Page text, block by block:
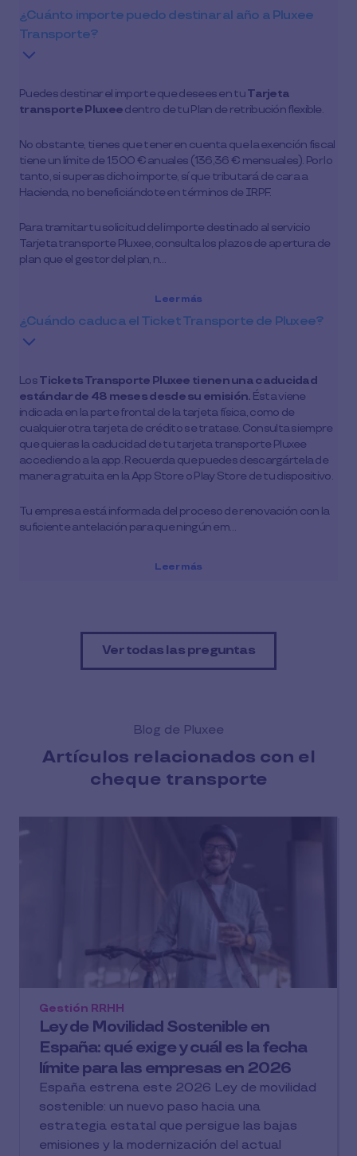
¿Cuánto importe puedo destinar al año a Pluxee
Transporte?
Puedes destinar el importe que desees en tuTarjeta
transporte Pluxeedentro de tu Plan de retribución flexible.
No obstante, tienes que tener en cuenta que la exención fiscal
tiene un límite de 1.500 € anuales (136,36 € mensuales). Por lo
tanto, si superas dicho importe, sí que tributará de cara a
Hacienda, no beneficiándote en términos de IRPF.
Para tramitar tu solicitud del importe destinado al servicio
Tarjeta transporte Pluxee, consulta los plazos de apertura de
plan que el gestor del plan, n…
Leer más
¿Cuándo caduca el Ticket Transporte de Pluxee?
LosTickets Transporte Pluxee tienen una caducidad
estándar de 48 meses desde su emisión. Ésta viene
indicada en la parte frontal de la tarjeta física, como de
cualquier otra tarjeta de crédito se tratase. Consulta siempre
que quieras la caducidad de tu tarjeta transporte Pluxee
accediendo a la app. Recuerda que puedes descargártela de
manera gratuita en la App Store o Play Store de tu dispositivo.
Tu empresa está informada del proceso de renovación con la
suficiente antelación para que ningún em…
Leer más
Ver todas las preguntas
Blog de Pluxee
Artículos relacionados con el
cheque transporte
Ley de Movilidad Sostenible en
España: qué exige y cuál es la fecha
límite para las empresas en 2026
Gestión RRHH
España estrena este 2026 Ley de movilidad
sostenible: un nuevo paso hacia una
estrategia estatal que persigue las bajas
emisiones y la modernización del actual